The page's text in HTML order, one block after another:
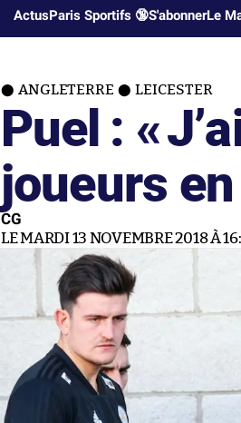
ActusParis Sportifs 🔞S'abonnerLe
ANGLETERRE LEICESTER
Puel : «
joueurs
CG
LE MARDI 13 NOVEMBRE 2018 À